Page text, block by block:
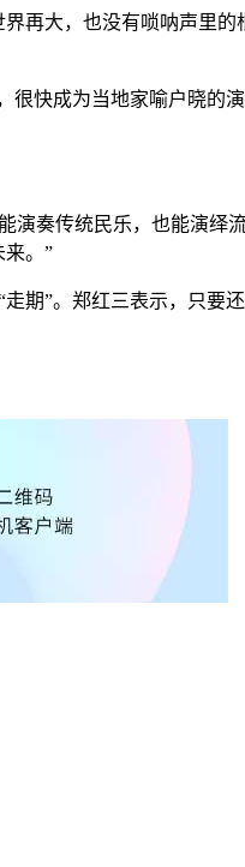
大，也没有唢呐声里的
快成为当地家喻户晓的
奏传统民乐，也能演绎
。”
”。郑红三表示，只要